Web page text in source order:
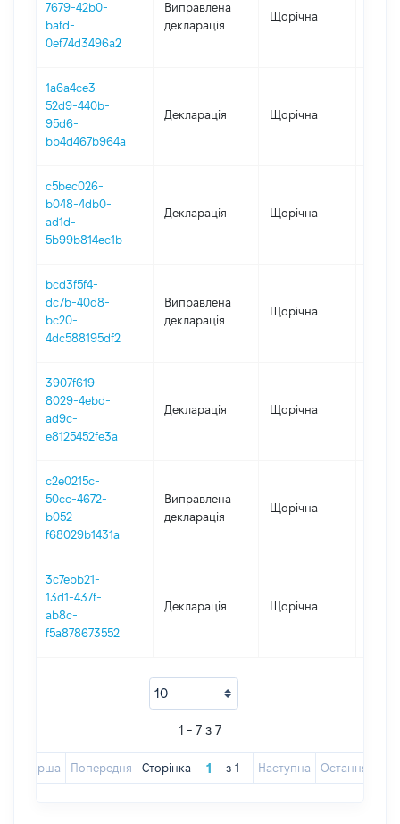
7679-42b0-
bafd-
0ef74d3496a2
Виправлена
декларація
Щорічна
1a6a4ce3-
52d9-440b-
95d6-
bb4d467b964a
Декларація Щорічна
c5bec026-
b048-4db0-
ad1d-
5b99b814ec1b
Декларація Щорічна
bcd3f5f4-
dc7b-40d8-
bc20-
4dc588195df2
Виправлена
декларація
Щорічна
3907f619-
8029-4ebd-
ad9c-
e8125452fe3a
Декларація Щорічна
c2e0215c-
50cc-4672-
b052-
f68029b1431a
Виправлена
декларація
Щорічна
3c7ebb21-
13d1-437f-
ab8c-
f5a878673552
Декларація Щорічна
1 - 7 з 7
Перша Попередня Сторінка з 1 Наступна Остання